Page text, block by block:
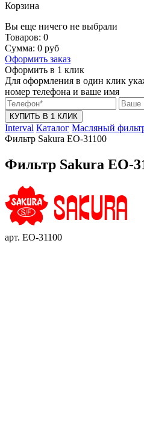
Корзина
Вы еще ничего не выбрали
Товаров: 0
Сумма: 0 руб
Оформить заказ
Оформить в 1 клик
Для оформления в один клик
номер телефона и ваше имя
КУПИТЬ В 1 КЛИК
Interval Каталог Масляный
Фильтр Sakura EO-31100
Фильтр Sakura EO-
арт. EO-31100